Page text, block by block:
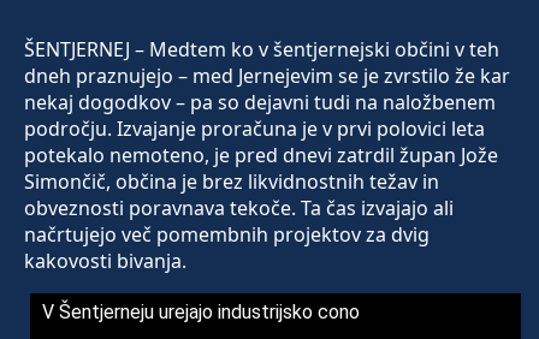
ŠENTJERNEJ – Medtem ko v šentjernejski občini v teh
dneh praznujejo – med Jernejevim se je zvrstilo že kar
nekaj dogodkov – pa so dejavni tudi na naložbenem
področju. Izvajanje proračuna je v prvi polovici leta
potekalo nemoteno, je pred dnevi zatrdil župan Jože
Simončič, občina je brez likvidnostnih težav in
obveznosti poravnava tekoče. Ta čas izvajajo ali
načrtujejo več pomembnih projektov za dvig
kakovosti bivanja.
V Šentjerneju urejajo industrijsko cono